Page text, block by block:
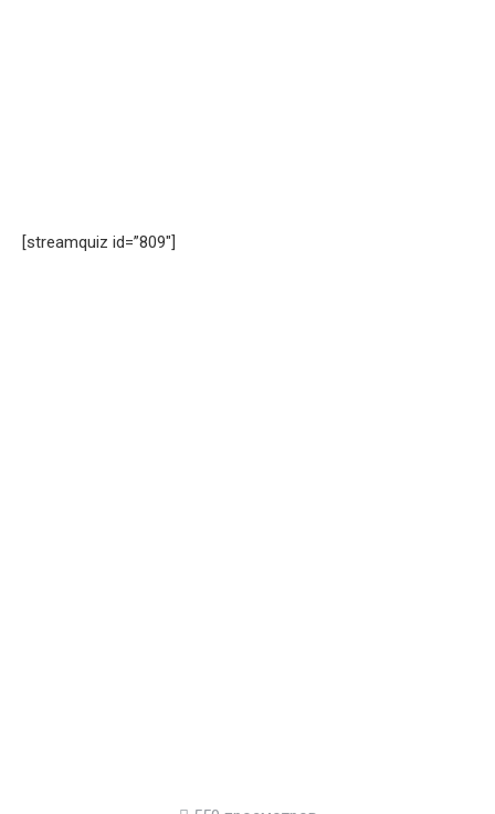
[streamquiz id=”809″]